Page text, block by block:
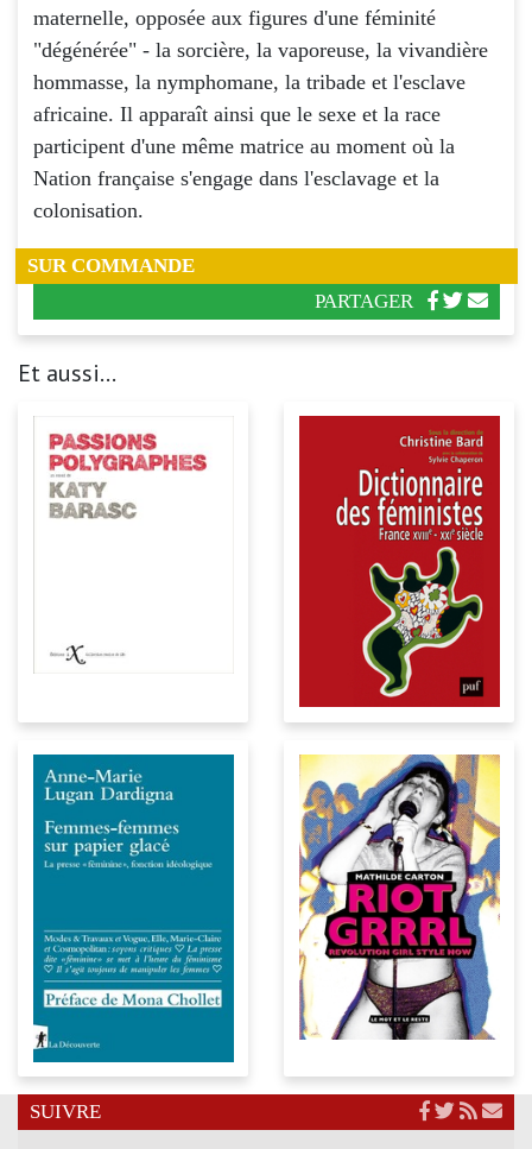
maternelle, opposée aux figures d'une féminité
"dégénérée" - la sorcière, la vaporeuse, la vivandière
hommasse, la nymphomane, la tribade et l'esclave
africaine. Il apparaît ainsi que le sexe et la race
participent d'une même matrice au moment où la
Nation française s'engage dans l'esclavage et la
colonisation.
SUR COMMANDE
PARTAGER
Et aussi...
SUIVRE